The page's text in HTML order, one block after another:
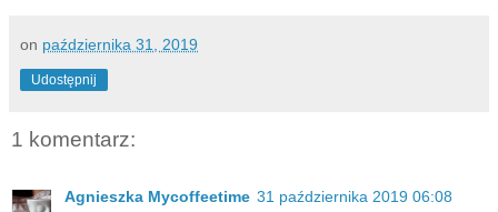
on października 31, 2019
Udostępnij
1 komentarz:
Agnieszka Mycoffeetime 31 października 2019 06:08